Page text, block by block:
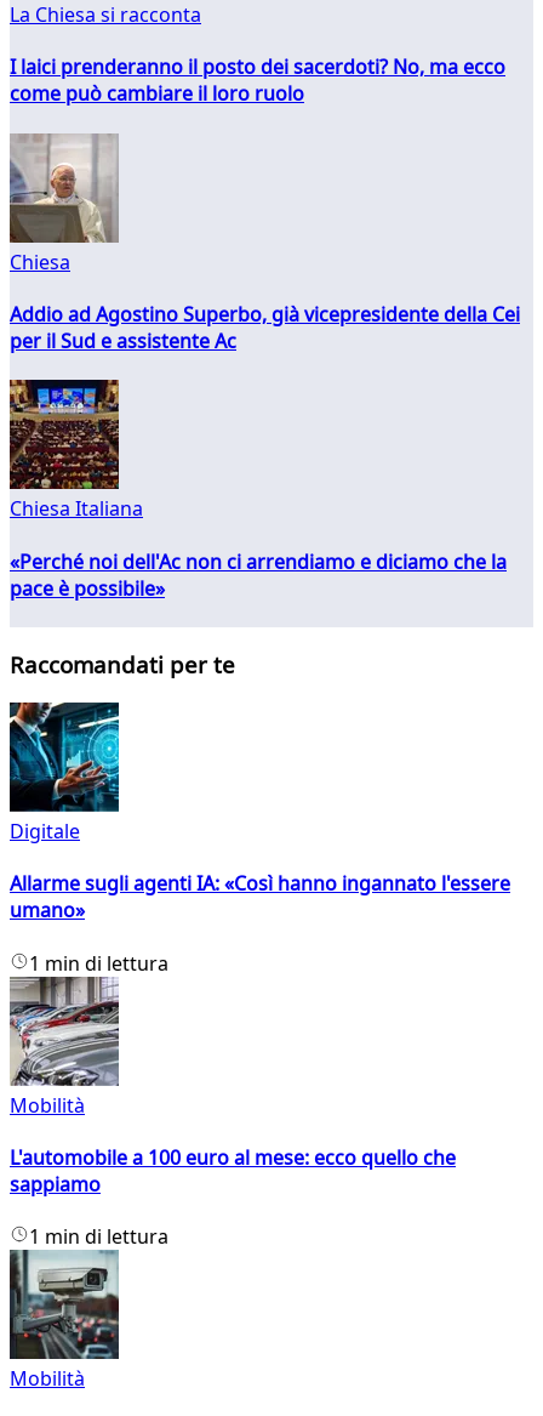
La Chiesa si racconta
I laici prenderanno il posto dei sacerdoti? No, ma ecco
come può cambiare il loro ruolo
Chiesa
Addio ad Agostino Superbo, già vicepresidente della Cei
per il Sud e assistente Ac
Chiesa Italiana
«Perché noi dell'Ac non ci arrendiamo e diciamo che la
pace è possibile»
Raccomandati per te
Digitale
Allarme sugli agenti IA: «Così hanno ingannato l'essere
umano»
1 min di lettura
Mobilità
L'automobile a 100 euro al mese: ecco quello che
sappiamo
1 min di lettura
Mobilità